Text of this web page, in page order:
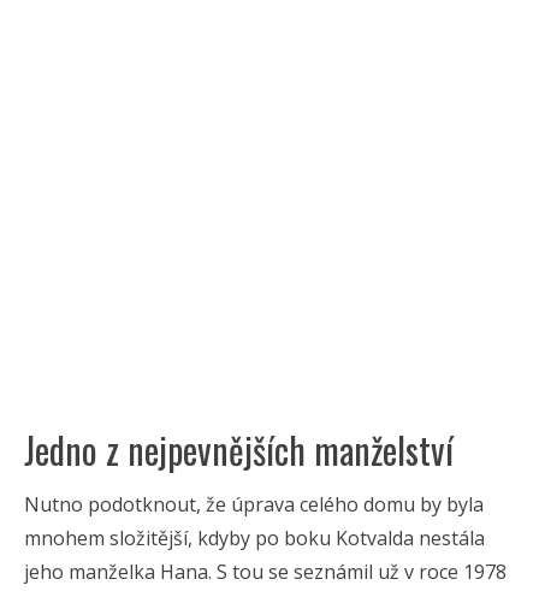
Jedno z nejpevnějších manželství
Nutno podotknout, že úprava celého domu by byla
mnohem složitější, kdyby po boku Kotvalda nestála
jeho manželka Hana. S tou se seznámil už v roce 1978